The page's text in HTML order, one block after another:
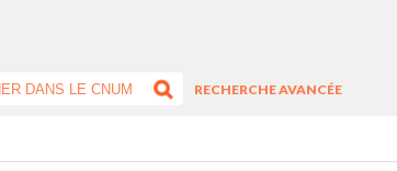
RECHERCHE AVANCÉE